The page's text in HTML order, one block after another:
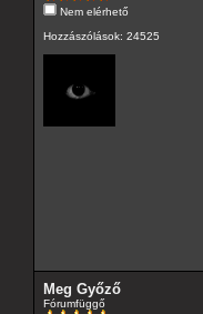
Nem elérhető
Hozzászólások: 24525
Meg Győző
Fórumfüggő